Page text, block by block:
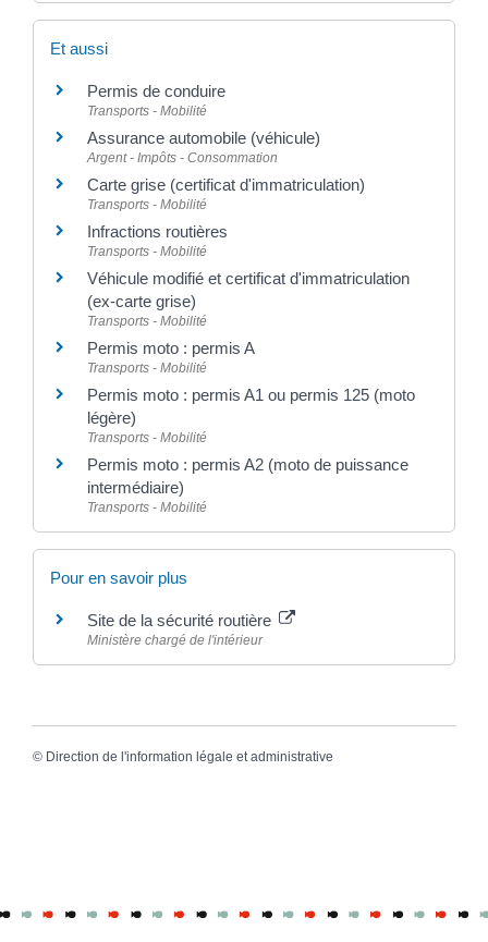
Et aussi
Permis de conduire
Transports - Mobilité
Assurance automobile (véhicule)
Argent - Impôts - Consommation
Carte grise (certificat d'immatriculation)
Transports - Mobilité
Infractions routières
Transports - Mobilité
Véhicule modifié et certificat d'immatriculation
(ex-carte grise)
Transports - Mobilité
Permis moto : permis A
Transports - Mobilité
Permis moto : permis A1 ou permis 125 (moto
légère)
Transports - Mobilité
Permis moto : permis A2 (moto de puissance
intermédiaire)
Transports - Mobilité
Pour en savoir plus
Site de la sécurité routière
Ministère chargé de l'intérieur
© Direction de l'information légale et administrative